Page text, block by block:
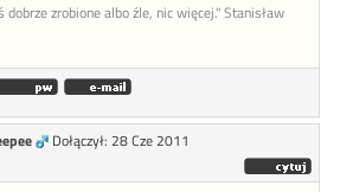
dob­rze zro­bione al­bo źle, nic więcej." Stanisław
Dołączył: 28 Cze 2011